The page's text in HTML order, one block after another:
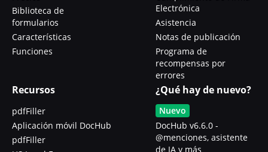
Biblioteca de
formularios
Características
Funciones
Electrónica
Asistencia
Notas de publicación
Programa de
recompensas por
errores
Recursos
pdfFiller
Aplicación móvil DocHub
pdfFiller
¿Qué hay de nuevo?
Nuevo
DocHub v6.6.0 -
@menciones, asistente
de IA y más